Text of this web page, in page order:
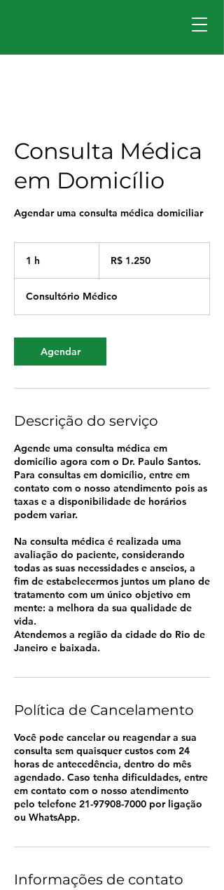
Santos
Consulta Médica
em Domicílio
Agendar uma consulta médica domiciliar
1 h
brasileiros
R$ 1.250
Consultório Médico
Agendar
Descrição do serviço
Agende uma consulta médica em
domicílio agora com o Dr. Paulo Santos.
Para consultas em domicílio, entre em
contato com o nosso atendimento pois as
taxas e a disponibilidade de horários
podem variar.
Na consulta médica é realizada uma
avaliação do paciente, considerando
todas as suas necessidades e anseios, a
fim de estabelecermos juntos um plano de
tratamento com um único objetivo em
mente: a melhora da sua qualidade de
vida.
Atendemos a região da cidade do Rio de
Janeiro e baixada.
Política de Cancelamento
Você pode cancelar ou reagendar a sua
consulta sem quaisquer custos com 24
horas de antecedência, dentro do mês
agendado. Caso tenha dificuldades, entre
em contato com o nosso atendimento
pelo telefone 21-97908-7000 por ligação
ou WhatsApp.
Informações de contato